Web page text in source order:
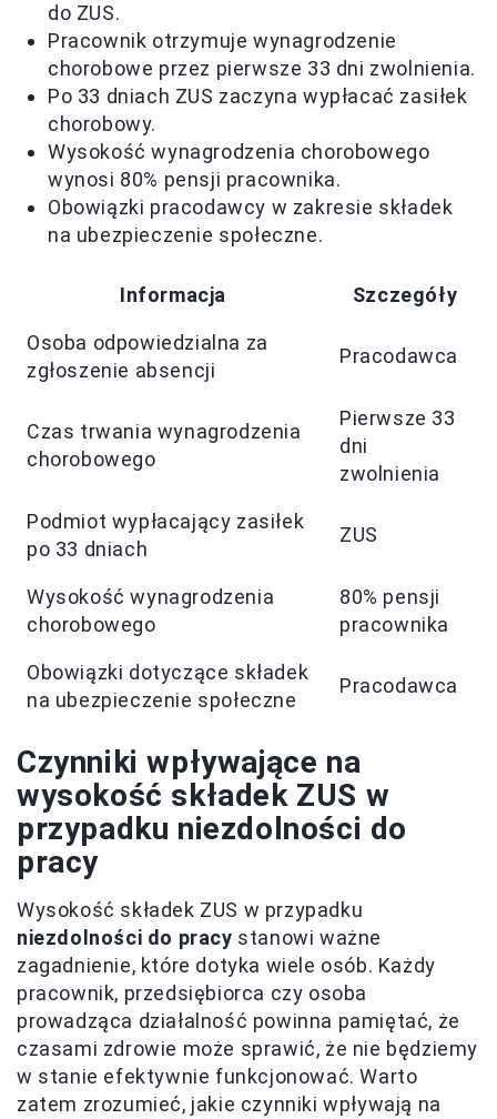
do ZUS.
Pracownik otrzymuje wynagrodzenie
chorobowe przez pierwsze 33 dni zwolnienia.
Po 33 dniach ZUS zaczyna wypłacać zasiłek
chorobowy.
Wysokość wynagrodzenia chorobowego
wynosi 80% pensji pracownika.
Obowiązki pracodawcy w zakresie składek
na ubezpieczenie społeczne.
Informacja Szczegóły
Osoba odpowiedzialna za
zgłoszenie absencji
Pracodawca
Czas trwania wynagrodzenia
chorobowego
Pierwsze 33
dni
zwolnienia
Podmiot wypłacający zasiłek
po 33 dniach
ZUS
Wysokość wynagrodzenia
chorobowego
80% pensji
pracownika
Obowiązki dotyczące składek
na ubezpieczenie społeczne
Pracodawca
Czynniki wpływające na
wysokość składek ZUS w
przypadku niezdolności do
pracy
Wysokość składek ZUS w przypadku
niezdolności do pracy stanowi ważne
zagadnienie, które dotyka wiele osób. Każdy
pracownik, przedsiębiorca czy osoba
prowadząca działalność powinna pamiętać, że
czasami zdrowie może sprawić, że nie będziemy
w stanie efektywnie funkcjonować. Warto
zatem zrozumieć, jakie czynniki wpływają na